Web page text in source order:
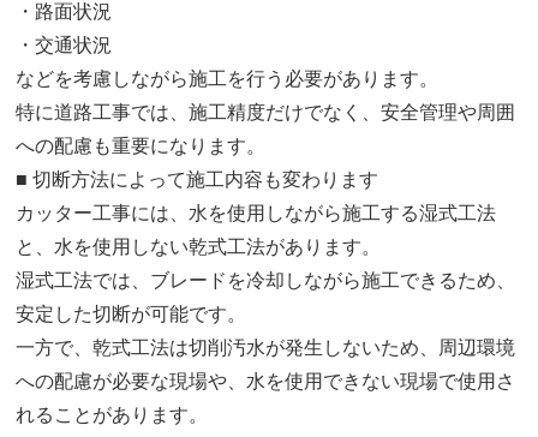
・路面状況
・交通状況
などを考慮しながら施工を行う必要があります。
特に道路工事では、施工精度だけでなく、安全管理や周囲
への配慮も重要になります。
■ 切断方法によって施工内容も変わります
カッター工事には、水を使用しながら施工する湿式工法
と、水を使用しない乾式工法があります。
湿式工法では、ブレードを冷却しながら施工できるため、
安定した切断が可能です。
一方で、乾式工法は切削汚水が発生しないため、周辺環境
への配慮が必要な現場や、水を使用できない現場で使用さ
れることがあります。